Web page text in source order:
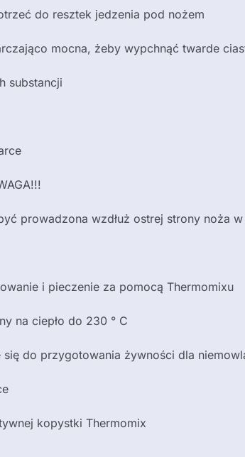
do resztek jedzenia pod nożem
mocna, żeby wypchnąć twarde
substancji
prowadzona wzdłuż ostrej strony noża
i pieczenie za pomocą Thermomixu
na ciepło do 230 ° C
się do przygotowania żywności dla
kopystki Thermomix